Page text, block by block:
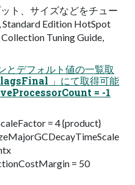
ト、サイズなどをチュー
Edition HotSpot
Tuning Guide,
とデフォルト値の⼀覧取
」にて取得可能
= -1
= 4 {product}
= 50